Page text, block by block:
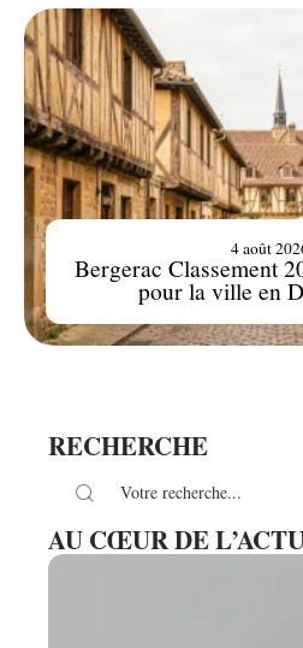
Bergerac Classement
pour la ville en
4 août
RECHERCHE
AU CŒUR DE